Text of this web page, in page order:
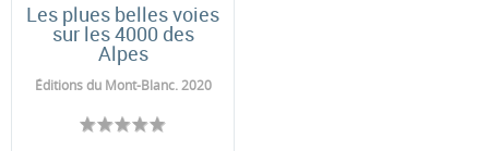
Les plues belles voies
sur les 4000 des
Alpes
Éditions du Mont-Blanc. 2020